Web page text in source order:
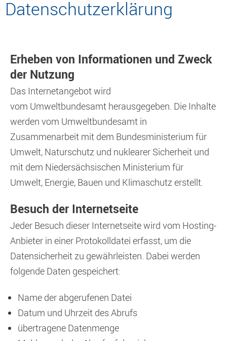
Datenschutzerklärung
Erheben von Informationen und Zweck
der Nutzung
Das Internetangebot wird
vom Umweltbundesamt herausgegeben. Die Inhalte
werden vom Umweltbundesamt in
Zusammenarbeit mit dem Bundesministerium für
Umwelt, Naturschutz und nuklearer Sicherheit und
mit dem Niedersächsischen Ministerium für
Umwelt, Energie, Bauen und Klimaschutz erstellt.
Besuch der Internetseite
Jeder Besuch dieser Internetseite wird vom Hosting-
Anbieter in einer Protokolldatei erfasst, um die
Datensicherheit zu gewährleisten. Dabei werden
folgende Daten gespeichert:
Name der abgerufenen Datei
Datum und Uhrzeit des Abrufs
übertragene Datenmenge